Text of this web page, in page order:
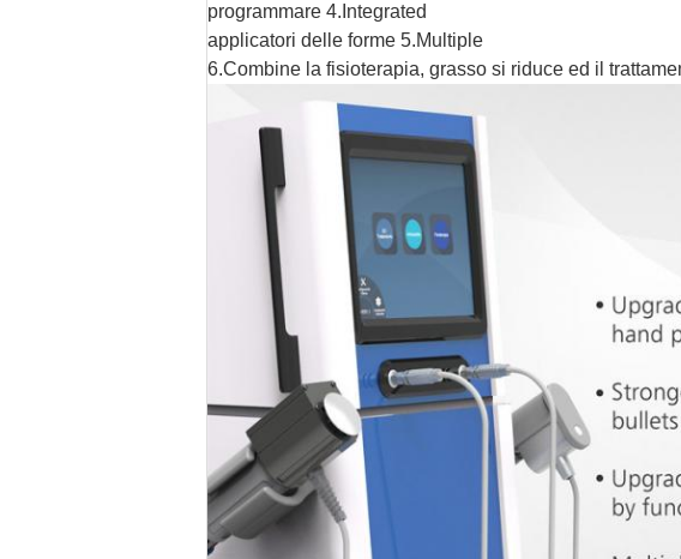
programmare 4.Integrated
applicatori delle forme 5.Multiple
6.Combine la fisioterapia, grasso si riduce ed il